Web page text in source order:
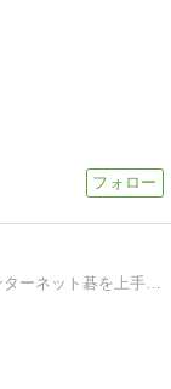
囲碁上達法を紹介していきます。棋書やインターネット碁を上手に活用しましょう。